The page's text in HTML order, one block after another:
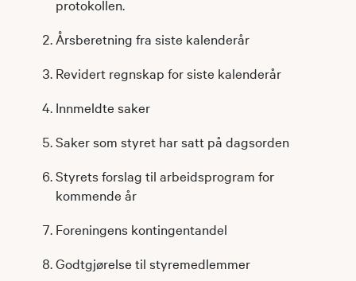
protokollen.
Årsberetning fra siste kalenderår
Revidert regnskap for siste kalenderår
Innmeldte saker
Saker som styret har satt på dagsorden
Styrets forslag til arbeidsprogram for
kommende år
Foreningens kontingentandel
Godtgjørelse til styremedlemmer